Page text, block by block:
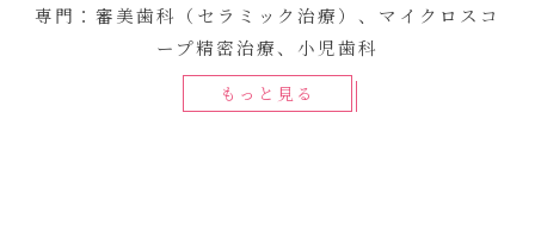
専門：審美歯科（セラミック治療）、マイクロスコ
ープ精密治療、小児歯科
もっと見る